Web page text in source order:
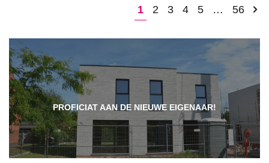
1 2 3 4 5 … 56
PROFICIAT AAN DE NIEUWE EIGENAAR!